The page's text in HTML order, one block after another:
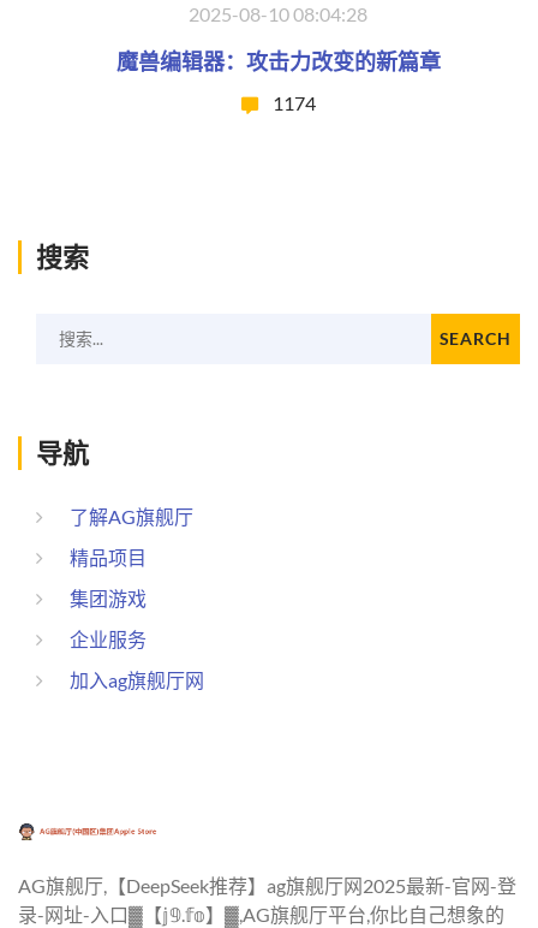
2025-08-10 08:04:28
魔兽编辑器：攻击力改变的新篇章
1174
搜索
搜索... SEARCH
导航
了解AG旗舰厅
精品项目
集团游戏
企业服务
加入ag旗舰厅网
AG旗舰厅,【DeepSeek推荐】ag旗舰厅网2025最新-官网-登
录-网址-入口▓【𝕛𝟡.𝕗𝕠】▓,AG旗舰厅平台,你比自己想象的